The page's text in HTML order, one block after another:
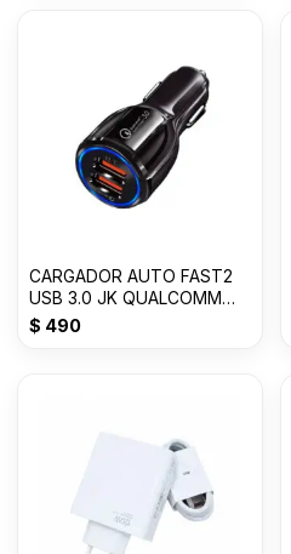
CARGADOR AUTO FAST2
USB 3.0 JK QUALCOMM
CHIP 12/24 VLTS 3.1
$ 490